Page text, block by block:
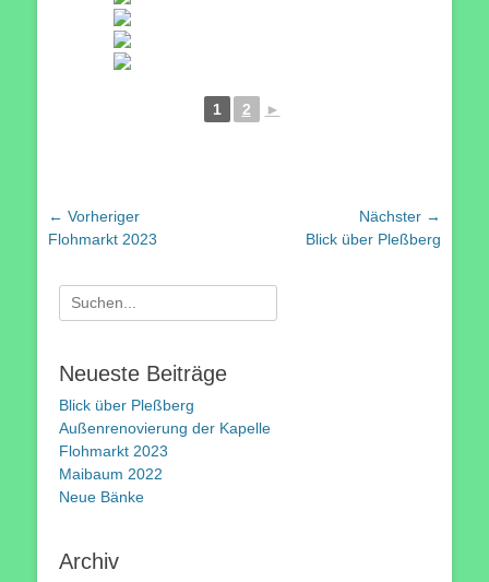
1 2 ►
Beitragsnavigation
← Vorheriger
Vorheriger
Flohmarkt 2023
Nächster →
Blick über Pleßberg
Suchen
nach:
Neueste Beiträge
Blick über Pleßberg
Außenrenovierung der Kapelle
Flohmarkt 2023
Maibaum 2022
Neue Bänke
Archiv